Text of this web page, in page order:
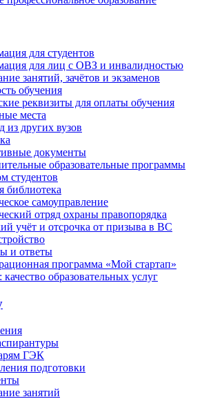
для студентов
для лиц с ОВЗ и инвалидностью
занятий, зачётов и экзаменов
обучения
реквизиты для оплаты обучения
места
из других вузов
документы
образовательные программы
студентов
библиотека
самоуправление
отряд охраны правопорядка
учёт и отсрочка от призыва в ВС
и ответы
программа «Мой стартап»
качество образовательных услуг
ГЭК
подготовки
занятий